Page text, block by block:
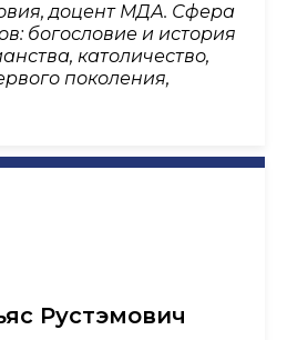
доцент МДА. Сфера
богословие и история
католичество,
поколения,
Рустэмович